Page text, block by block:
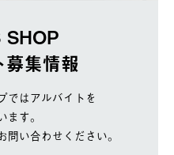
SHOP
募集情報
ではアルバイトを
ます。
い合わせください。